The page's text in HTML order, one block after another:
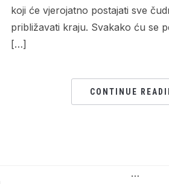
koji će vjerojatno postajati sve
približavati kraju. Svakako ću se
[…]
CONTINUE
…